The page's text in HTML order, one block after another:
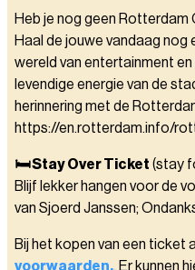
Heb je nog geen Rotterdam
Haal de jouwe vandaag nog
wereld van entertainment
levendige energie van de
herinnering met de
https://en.rotterdam.info/
🛏️ Stay Over Ticket (stay
Blijf lekker hangen voor de
van Sjoerd Janssen;
Bij het kopen van een ticket
voorwaarden.. Er kunnen